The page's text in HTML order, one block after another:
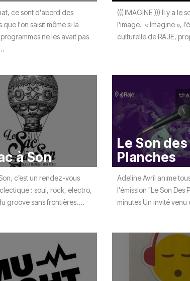
ce sont d'abord des
que l'on saisit même si la
ne les avait pas
((( IMAGINE ))) Il y a le
l'image. « Imagine »,
culturelle de RAJE,
à Son
c’est un rendez-vous
: soul, rock, electro,
groove sans frontières....
Le Son des
Planches
Adeline Avril anime
l'émission "Le Son Des
minutes Un invité venu